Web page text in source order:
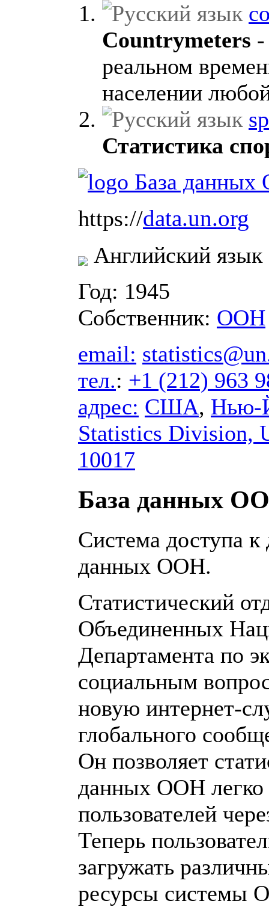
Countrymeters -
реальном
населении
Статистика
https://data.un.org
Английский язык
Год: 1945
Собственник: ООН
email:
тел.: +1 (212) 963
адрес: США, Нью-
Statistics Division,
10017
База данных
Система доступа
данных ООН.
Статистический
Объединенных
Департамента по
социальным
новую интернет-
глобального
Он позволяет
данных ООН легко
пользователей
Теперь
загружать
ресурсы системы